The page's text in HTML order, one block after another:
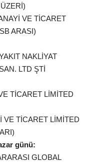
VE TİCARET
ARASI)
NAKLİYAT
LTD ŞTİ
TİCARET LİMİTED
VE TİCARET LİMİTED
günü:
GLOBAL